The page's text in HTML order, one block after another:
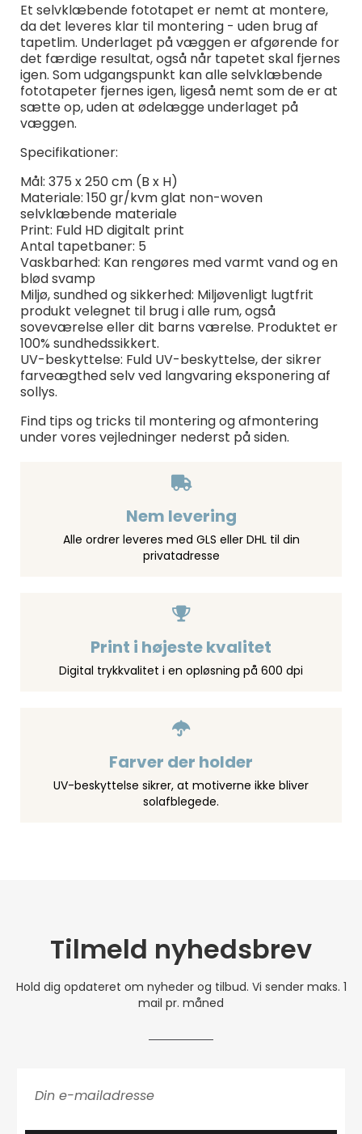
Et selvklæbende fototapet er nemt at montere,
da det leveres klar til montering - uden brug af
tapetlim. Underlaget på væggen er afgørende for
det færdige resultat, også når tapetet skal fjernes
igen. Som udgangspunkt kan alle selvklæbende
fototapeter fjernes igen, ligeså nemt som de er at
sætte op, uden at ødelægge underlaget på
væggen.
Specifikationer:
Mål: 375 x 250 cm (B x H)
Materiale: 150 gr/kvm glat non-woven
selvklæbende materiale
Print: Fuld HD digitalt print
Antal tapetbaner: 5
Vaskbarhed: Kan rengøres med varmt vand og en
blød svamp
Miljø, sundhed og sikkerhed: Miljøvenligt lugtfrit
produkt velegnet til brug i alle rum, også
soveværelse eller dit barns værelse. Produktet er
100% sundhedssikkert.
UV-beskyttelse: Fuld UV-beskyttelse, der sikrer
farveægthed selv ved langvaring eksponering af
sollys.
Find tips og tricks til montering og afmontering
under vores vejledninger nederst på siden.
Nem levering
Alle ordrer leveres med GLS eller DHL til din
privatadresse
Print i højeste kvalitet
Digital trykkvalitet i en opløsning på 600 dpi
Farver der holder
UV-beskyttelse sikrer, at motiverne ikke bliver
solafblegede.
Tilmeld nyhedsbrev
Hold dig opdateret om nyheder og tilbud. Vi sender maks. 1
mail pr. måned